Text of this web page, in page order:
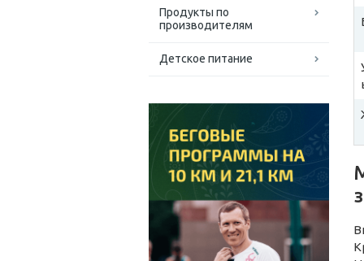
Продукты по
производителям
Детское питание